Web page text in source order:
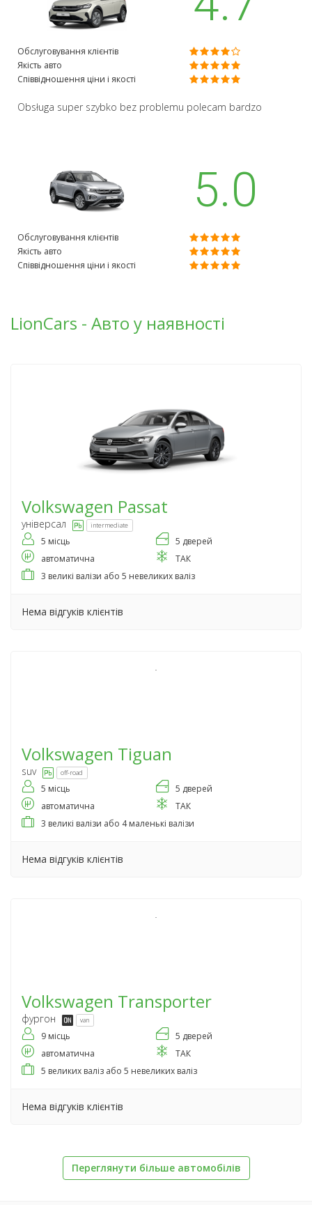
Обслуговування клієнтів
Якість авто
Співвідношення ціни і якості
Obsługa super szybko bez problemu polecam bardzo
5.0
Обслуговування клієнтів
Якість авто
Співвідношення ціни і якості
LionCars - Авто у наявності
Volkswagen Passat
універсал intermediate
5 місць
5 дверей
автоматична
ТАК
3 великі валізи або 5 невеликих валіз
Нема відгуків клієнтів
Volkswagen Tiguan
suv off-road
5 місць
5 дверей
автоматична
ТАК
3 великі валізи або 4 маленькі валізи
Нема відгуків клієнтів
Volkswagen Transporter
фургон van
9 місць
5 дверей
автоматична
ТАК
5 великих валіз або 5 невеликих валіз
Нема відгуків клієнтів
Переглянути більше автомобілів